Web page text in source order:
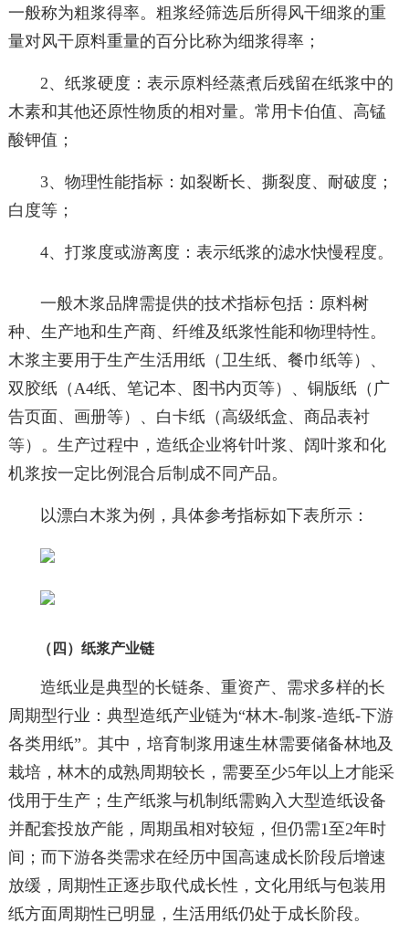
一般称为粗浆得率。粗浆经筛选后所得风干细浆的重
量对风干原料重量的百分比称为细浆得率；
2、纸浆硬度：表示原料经蒸煮后残留在纸浆中的
木素和其他还原性物质的相对量。常用卡伯值、高锰
酸钾值；
3、物理性能指标：如裂断长、撕裂度、耐破度；
白度等；
4、打浆度或游离度：表示纸浆的滤水快慢程度。
一般木浆品牌需提供的技术指标包括：原料树
种、生产地和生产商、纤维及纸浆性能和物理特性。
木浆主要用于生产生活用纸（卫生纸、餐巾纸等）、
双胶纸（A4纸、笔记本、图书内页等）、铜版纸（广
告页面、画册等）、白卡纸（高级纸盒、商品表衬
等）。生产过程中，造纸企业将针叶浆、阔叶浆和化
机浆按一定比例混合后制成不同产品。
以漂白木浆为例，具体参考指标如下表所示：
（四）纸浆产业链
造纸业是典型的长链条、重资产、需求多样的长
周期型行业：典型造纸产业链为“林木-制浆-造纸-下游
各类用纸”。其中，培育制浆用速生林需要储备林地及
栽培，林木的成熟周期较长，需要至少5年以上才能采
伐用于生产；生产纸浆与机制纸需购入大型造纸设备
并配套投放产能，周期虽相对较短，但仍需1至2年时
间；而下游各类需求在经历中国高速成长阶段后增速
放缓，周期性正逐步取代成长性，文化用纸与包装用
纸方面周期性已明显，生活用纸仍处于成长阶段。